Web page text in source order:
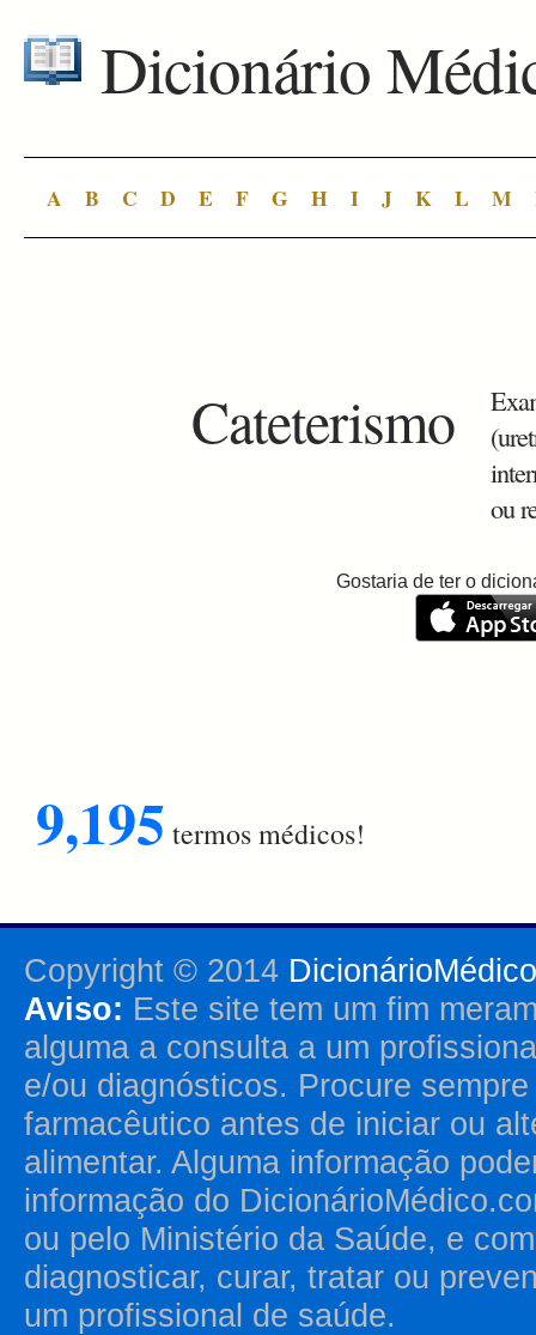
Dicionário
A B C D E F G H I J K L M
Cateterismo
ou
Gostaria de ter o
9,195 termos médicos!
Copyright © 2014
Aviso: Este site tem um fim
alguma a consulta a um
e/ou diagnósticos. Procure
farmacêutico antes de iniciar ou
alimentar. Alguma informação
informação do
ou pelo Ministério da Saúde, e
diagnosticar, curar, tratar ou
um profissional de saúde.